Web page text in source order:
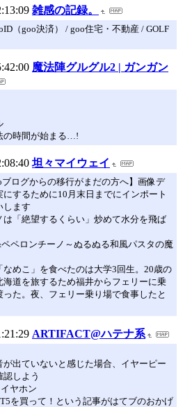
雑感の記録。
（goo決済） / goo住宅・不動産 / GOLF
魔法陣グルグル2 | ガンガン
の時間が始まる…!
坦々マイウェイ
ブログからの移行がまだの方へ】画像デ
にするために10月末日までにインポート
します
は「絶望するくらい」炒めて水分を飛ば
ペロンチーノ～ぬるぬる和風パスタの魔
なめこ」を食べたのは大学3回生。20歳の
海道を旅するため福井からフェリーに乗
った。夜、フェリー乗り場で食事したと
ARTIFACT@ハテナ系
が出ていないと感じた場合、イヤーピー
認しよう
ヤホン
を買って！という記事がはてブのおかげ